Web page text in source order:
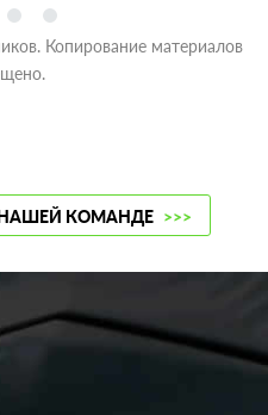
Копирование материалов
КОМАНДЕ >>>